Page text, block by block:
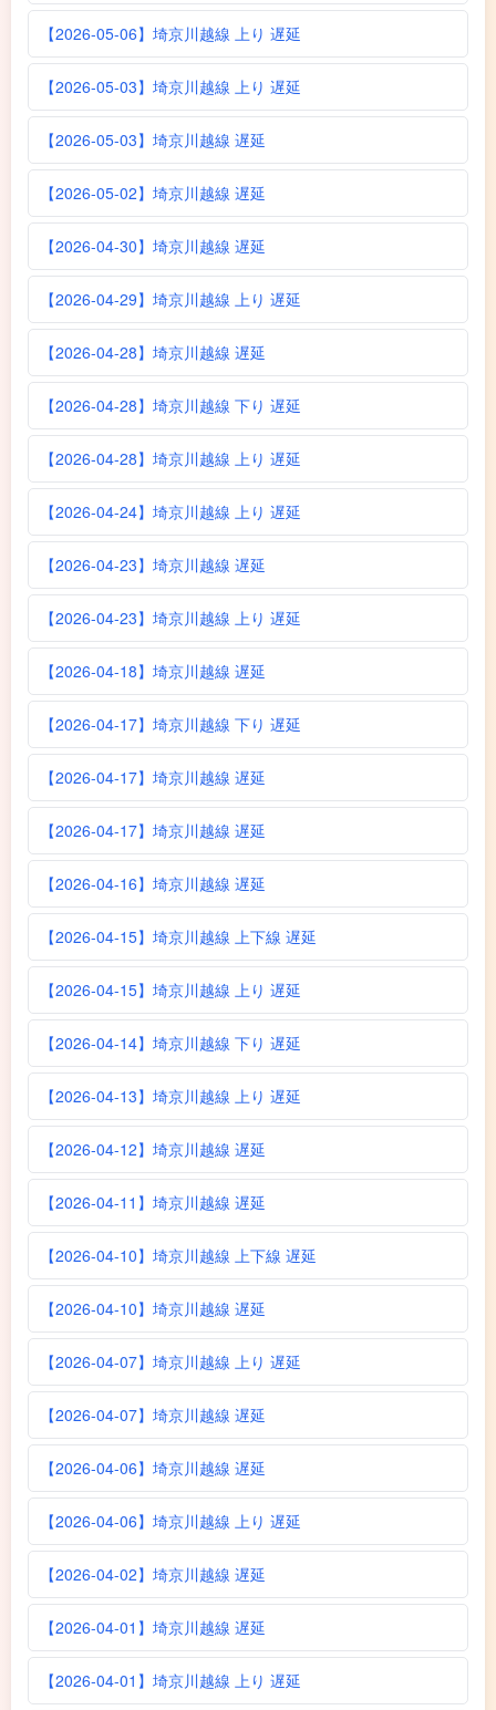
【2026-05-06】埼京川越線 上り 遅延
【2026-05-03】埼京川越線 上り 遅延
【2026-05-03】埼京川越線 遅延
【2026-05-02】埼京川越線 遅延
【2026-04-30】埼京川越線 遅延
【2026-04-29】埼京川越線 上り 遅延
【2026-04-28】埼京川越線 遅延
【2026-04-28】埼京川越線 下り 遅延
【2026-04-28】埼京川越線 上り 遅延
【2026-04-24】埼京川越線 上り 遅延
【2026-04-23】埼京川越線 遅延
【2026-04-23】埼京川越線 上り 遅延
【2026-04-18】埼京川越線 遅延
【2026-04-17】埼京川越線 下り 遅延
【2026-04-17】埼京川越線 遅延
【2026-04-17】埼京川越線 遅延
【2026-04-16】埼京川越線 遅延
【2026-04-15】埼京川越線 上下線 遅延
【2026-04-15】埼京川越線 上り 遅延
【2026-04-14】埼京川越線 下り 遅延
【2026-04-13】埼京川越線 上り 遅延
【2026-04-12】埼京川越線 遅延
【2026-04-11】埼京川越線 遅延
【2026-04-10】埼京川越線 上下線 遅延
【2026-04-10】埼京川越線 遅延
【2026-04-07】埼京川越線 上り 遅延
【2026-04-07】埼京川越線 遅延
【2026-04-06】埼京川越線 遅延
【2026-04-06】埼京川越線 上り 遅延
【2026-04-02】埼京川越線 遅延
【2026-04-01】埼京川越線 遅延
【2026-04-01】埼京川越線 上り 遅延